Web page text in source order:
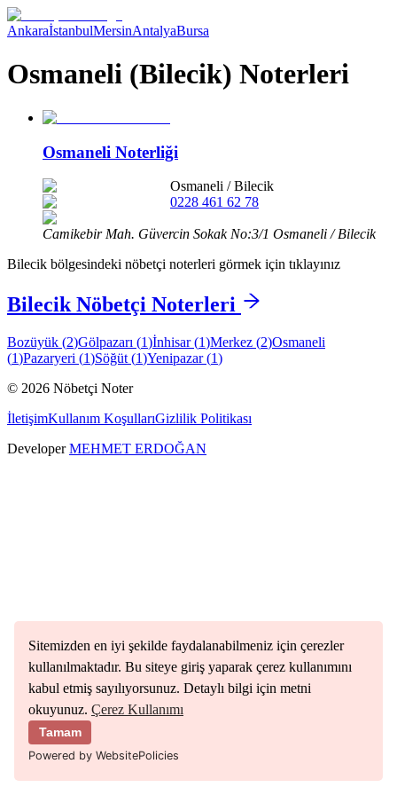
Sitemizden en iyi şekilde faydalanabilmeniz için çerezler
kullanılmaktadır. Bu siteye giriş yaparak çerez kullanımını
kabul etmiş sayılıyorsunuz. Detaylı bilgi için metni
okuyunuz. Çerez Kullanımı
Tamam
Powered by WebsitePolicies
AnkaraİstanbulMersinAntalyaBursa
Osmaneli (Bilecik) Noterleri
Osmaneli Noterliği
Osmaneli /Bilecik
0228 461 62 78
Camikebir Mah. Güvercin Sokak No:3/1 Osmaneli / Bilecik
Bilecik bölgesindeki nöbetçi noterleri görmek için tıklayınız
BilecikNöbetçi Noterleri
Bozüyük (2)Gölpazarı (1)İnhisar(1)Merkez (2)Osmaneli
(1)Pazaryeri (1)Söğüt (1)Yenipazar(1)
© 2026 Nöbetçi Noter
İletişimKullanım KoşullarıGizlilik Politikası
DeveloperMEHMET ERDOĞAN